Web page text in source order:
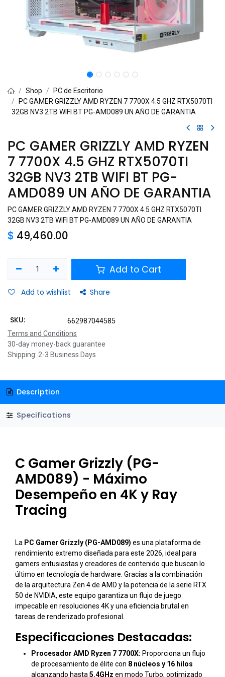
Shop
PC de Escritorio
PC GAMER GRIZZLY AMD RYZEN 7 7700X 4.5 GHZ RTX5070TI
32GB NV3 2TB WIFI BT PG-AMD089 UN AÑO DE GARANTIA
PC GAMER GRIZZLY AMD RYZEN
7 7700X 4.5 GHZ RTX5070TI
32GB NV3 2TB WIFI BT PG-
AMD089 UN AÑO DE GARANTIA
PC GAMER GRIZZLY AMD RYZEN 7 7700X 4.5 GHZ RTX5070TI
32GB NV3 2TB WIFI BT PG-AMD089 UN AÑO DE GARANTIA
$ 49,460.00
Add to Cart
Add to wishlist Share
SKU:
662987044585
Terms and Conditions
30-day money-back guarantee
Shipping: 2-3 Business Days
Description
Specifications
C Gamer Grizzly (PG-
AMD089) - Máximo
Desempeño en 4K y Ray
Tracing
La PC Gamer Grizzly (PG-AMD089) es una plataforma de
rendimiento extremo diseñada para este 2026, ideal para
gamers entusiastas y creadores de contenido que buscan lo
último en tecnología de hardware. Gracias a la combinación
de la arquitectura Zen 4 de AMD y la potencia de la serie RTX
50 de NVIDIA, este equipo garantiza un flujo de juego
impecable en resoluciones 4K y una eficiencia brutal en
tareas de renderizado profesional.
Especificaciones Destacadas:
Procesador AMD Ryzen 7 7700X: Proporciona un flujo
de procesamiento de élite con 8 núcleos y 16 hilos
alcanzando hasta 5.4GHz en modo Turbo, optimizado